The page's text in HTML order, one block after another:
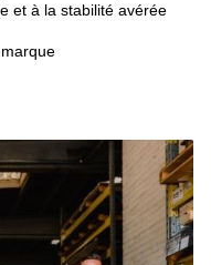
et à la stabilité avérée